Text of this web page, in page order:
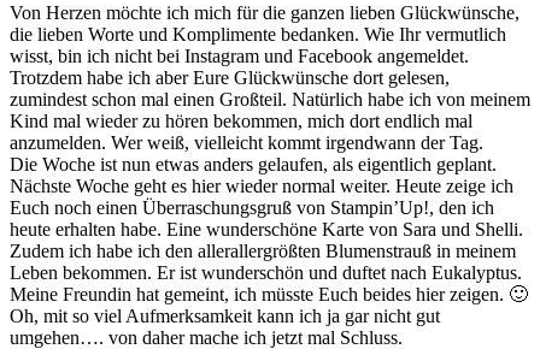
Von Herzen möchte ich mich für die ganzen lieben Glückwünsche,
die lieben Worte und Komplimente bedanken. Wie Ihr vermutlich
wisst, bin ich nicht bei Instagram und Facebook angemeldet.
Trotzdem habe ich aber Eure Glückwünsche dort gelesen,
zumindest schon mal einen Großteil. Natürlich habe ich von meinem
Kind mal wieder zu hören bekommen, mich dort endlich mal
anzumelden. Wer weiß, vielleicht kommt irgendwann der Tag.
Die Woche ist nun etwas anders gelaufen, als eigentlich geplant.
Nächste Woche geht es hier wieder normal weiter. Heute zeige ich
Euch noch einen Überraschungsgruß von Stampin’Up!, den ich
heute erhalten habe. Eine wunderschöne Karte von Sara und Shelli.
Zudem ich habe ich den allerallergrößten Blumenstrauß in meinem
Leben bekommen. Er ist wunderschön und duftet nach Eukalyptus.
Meine Freundin hat gemeint, ich müsste Euch beides hier zeigen. 🙂
Oh, mit so viel Aufmerksamkeit kann ich ja gar nicht gut
umgehen…. von daher mache ich jetzt mal Schluss.